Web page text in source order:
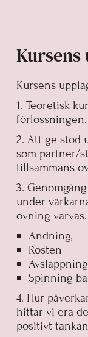
Kursens
Kursens
1. Teoretisk
2. Att ge stöd
som partner/
tillsammans
3.
under
övning varvas.
Andning,
Rösten
Spinning
4. Hur
hittar vi era
positivt